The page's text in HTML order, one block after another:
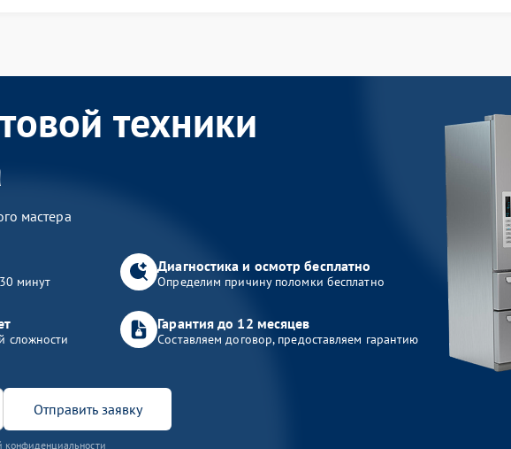
техники
мастера
минут
Диагностика и осмотр бесплатно
Определим причину поломки бесплатно
сложности
Гарантия до 12 месяцев
Составляем договор, предоставляем гарантию
Отправить заявку
конфиденциальности